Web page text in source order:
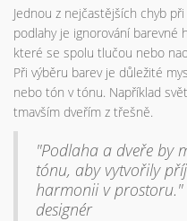
Jednou z nejčastějších chyb
podlahy je ignorování barevné
které se spolu tlučou nebo
Při výběru barev je důležité
nebo tón v tónu. Například
tmavším dveřím z třešně.
"Podlaha a dveře by
tónu, aby vytvořily
harmonii v prostoru."
designér